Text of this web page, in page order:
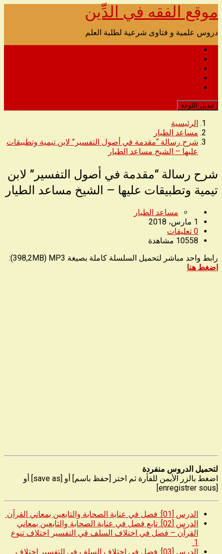
تخطى
الى
موقع الفقه في الدِّين
دروس علمية و فتاوى شرعية لطلبة العلم
تبديل اللوحة
الرئيسية
مساعد الطيار
شرح رسالة “مقدمة في أصول التفسير” لابن تيمية وتطبيقات
عليها – الشيخ مساعد الطيار
شرح رسالة “مقدمة في أصول التفسير” لابن
تيمية وتطبيقات عليها – الشيخ مساعد الطيار
مساعد الطيار
1 مارس، 2018
0 تعليقات
10558 مشاهدة
رابط واحد مباشر لتحميل السلسلة كاملة بصيغة 398,2MB) MP3):
اضغط هنا
لتحميل الدروس منفردة
اضغط بالزر الأيمن للفأرة ثم اختر [حفظ باسم] أو [save as] أو
[enregistrer sous]
الدرس [01]: فصل في عناية الصحابة والتابعين بمعاني القرآن
الدرس [02]: تابع فصل في عناية الصحابة والتابعين بمعاني
القرآن – فصل في اختلاف السلف في التفسير اختلاف تنوع
1
الدرس [03]: فصل في اختلاف السلف في التفسير اختلاف